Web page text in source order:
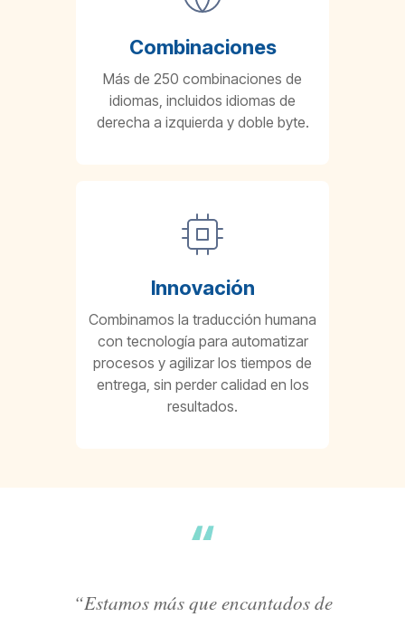
Combinaciones
Más de 250 combinaciones de
idiomas, incluidos idiomas de
derecha a izquierda y doble byte.
Innovación
Combinamos la traducción humana
con tecnología para automatizar
procesos y agilizar los tiempos de
entrega, sin perder calidad en los
resultados.
“Estamos más que encantados de